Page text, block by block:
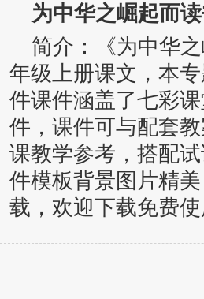
为中华之崛起而
简介：《为中华
年级上册课文，本
件课件涵盖了七彩
件，课件可与配套
课教学参考，搭配
件模板背景图片精
载，欢迎下载免费使